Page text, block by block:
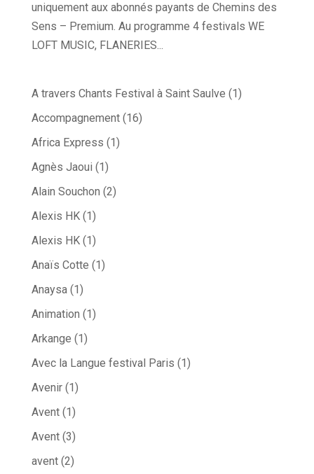
uniquement aux abonnés payants de Chemins des
Sens – Premium. Au programme 4 festivals WE
LOFT MUSIC, FLANERIES...
A travers Chants Festival à Saint Saulve (1)
Accompagnement(16)
Africa Express (1)
Agnès Jaoui (1)
Alain Souchon (2)
Alexis HK(1)
Alexis HK(1)
Anaïs Cotte (1)
Anaysa(1)
Animation (1)
Arkange (1)
Avec la Langue festival Paris (1)
Avenir(1)
Avent(1)
Avent(3)
avent(2)